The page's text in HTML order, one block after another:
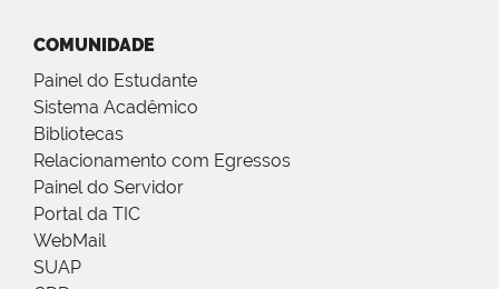
COMUNIDADE
Painel do Estudante
Sistema Acadêmico
Bibliotecas
Relacionamento com Egressos
Painel do Servidor
Portal da TIC
WebMail
SUAP